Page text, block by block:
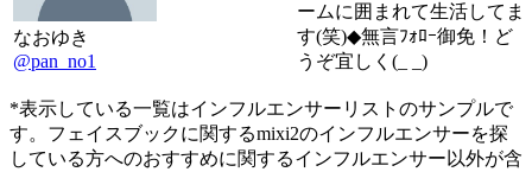
なおゆき
@pan_no1
ームに囲まれて生活してま
す(笑)◆無言ﾌｫﾛｰ御免！ど
うぞ宜しく(_ _)
*表示している一覧はインフルエンサーリストのサンプルで
す。フェイスブックに関するmixi2のインフルエンサーを探
している方へのおすすめに関するインフルエンサー以外が含